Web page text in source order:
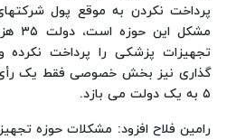
پرداخت نکردن به موقع پول
تجهیزات پزشکی را پرداخت
گذاری نیز بخش خصوصی فقط یک رأی
۵ به یک دولت می بازد.
رامین فلاح افزود: مشکلات حوزه